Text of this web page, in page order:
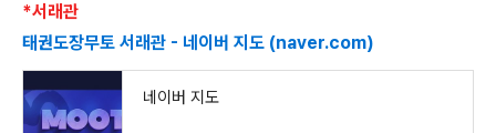
*서래관
태권도장무토 서래관 - 네이버 지도 (naver.com)
네이버 지도